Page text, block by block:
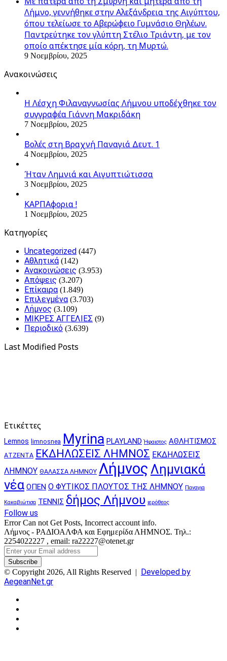
Λήμνο, γεννήθηκε στην Αλεξάνδρεια της Αιγύπτου,
όπου τελείωσε το Αβερώφειο Γυμνάσιο Θηλέων.
Παντρεύτηκε τον γλύπτη Στέλιο Τριάντη, με τον
οποίο απέκτησε μία κόρη, τη Μυρτώ.
9 Νοεμβρίου, 2025
Ανακοινώσεις
Η Λέσχη Φιλαναγνωσίας Λήμνου υποδέχθηκε τον
συγγραφέα Γιάννη Μακριδάκη
7 Νοεμβρίου, 2025
Βολές στη Βραχνή Παναγιά Δευτ. 1
4 Νοεμβρίου, 2025
Ήταν Λημνιά και Αιγυπτιώτισσα
3 Νοεμβρίου, 2025
ΚΑΡΠΑφορια !
1 Νοεμβρίου, 2025
Kατηγορίες
Uncategorized (447)
Αθλητικά (142)
Ανακοινώσεις (3.953)
Απόψεις (3.207)
Επίκαιρα (1.849)
Επιλεγμένα (3.703)
Λήμνος (3.109)
ΜΙΚΡΕΣ ΑΓΓΕΛΙΕΣ (9)
Περιοδικό (3.639)
Last Modified Posts
Ετικέττες
Lemnos limnosnea Myrina PLAYLAND Ήφαιστος ΑΘΛΗΤΙΣΜΟΣ
ΑΤΖΕΝΤΑ ΕΚΔΗΛΩΣΕΙΣ ΛΗΜΝΟΣ ΕΚΔΗΛΩΣΕΙΣ
ΛΗΜΝΟΥ ΘΑΛΑΣΣΑ ΛΗΜΝΟΥ Λήμνος Λημνιακά
νέα ΟΠΕΝ Ο ΦΥΤΙΚΟΣ ΠΛΟΥΤΟΣ ΤΗΣ ΛΗΜΝΟΥ Παναγια
Κακαβιώτισα ΤΕΝΝΙΣ δήμος Λήμνου ιερόθεος
Follow us
Error Can not Get Posts, Incorrect account info.
Λήμνος - ΡΑΔΙΟΑΛΦΑ και Εφημερίδα ΛΗΜΝΟΣ. Τηλ.:
2254022227 , email: ra22227@otenet.gr
Enter
your
Email
address
© Copyright 2026, All Rights Reserved | Developed by
AegeanNet.gr